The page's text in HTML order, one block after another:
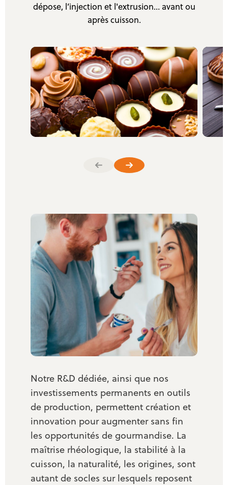
dépose, l’injection et l'extrusion… avant ou
après cuisson.
Notre R&D dédiée, ainsi que nos
investissements permanents en outils
de production, permettent création et
innovation pour augmenter sans fin
les opportunités de gourmandise. La
maîtrise rhéologique, la stabilité à la
cuisson, la naturalité, les origines, sont
autant de socles sur lesquels reposent